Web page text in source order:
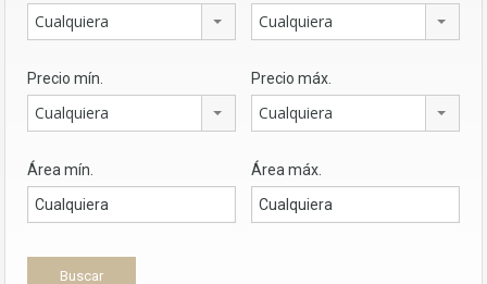
Cualquiera Cualquiera
Precio mín.
Cualquiera
Precio máx.
Cualquiera
Área mín. Área máx.